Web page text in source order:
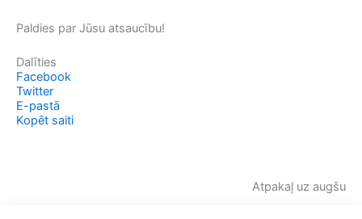
Paldies par Jūsu atsaucību!
Dalīties
Facebook
Twitter
E-pastā
Kopēt saiti
Atpakaļ uz augšu